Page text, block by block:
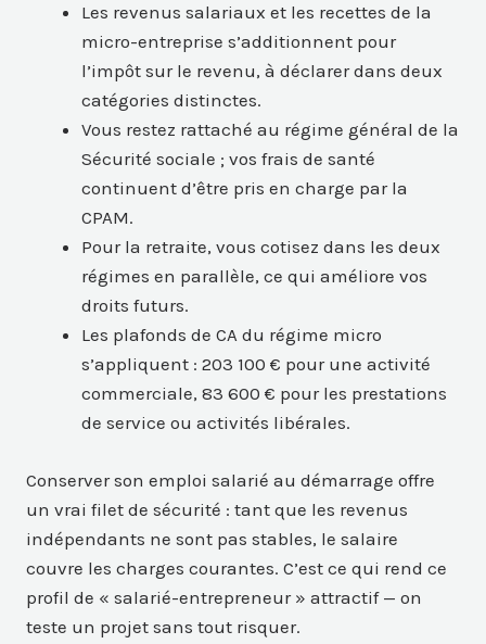
Les revenus salariaux et les recettes de la
micro-entreprise s’additionnent pour
l’impôt sur le revenu, à déclarer dans deux
catégories distinctes.
Vous restez rattaché au régime général de la
Sécurité sociale ; vos frais de santé
continuent d’être pris en charge par la
CPAM.
Pour la retraite, vous cotisez dans les deux
régimes en parallèle, ce qui améliore vos
droits futurs.
Les plafonds de CA du régime micro
s’appliquent : 203 100 € pour une activité
commerciale, 83 600 € pour les prestations
de service ou activités libérales.
Conserver son emploi salarié au démarrage offre
un vrai filet de sécurité : tant que les revenus
indépendants ne sont pas stables, le salaire
couvre les charges courantes. C’est ce qui rend ce
profil de « salarié-entrepreneur » attractif — on
teste un projet sans tout risquer.